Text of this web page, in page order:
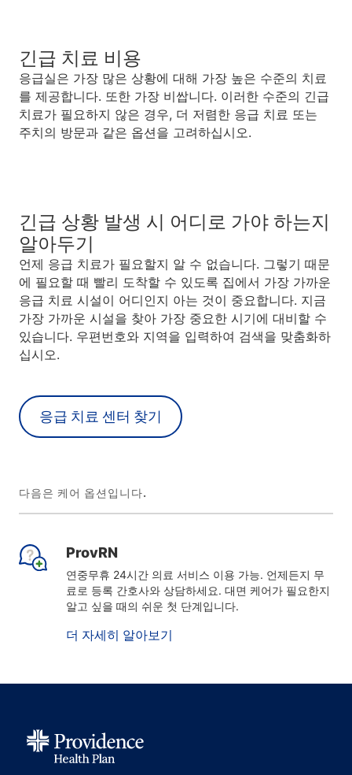
긴급 치료 비용
응급실은 가장 많은 상황에 대해 가장 높은 수준의 치료
를 제공합니다. 또한 가장 비쌉니다. 이러한 수준의 긴급
치료가 필요하지 않은 경우, 더 저렴한 응급 치료 또는
주치의 방문과 같은 옵션을 고려하십시오.
긴급 상황 발생 시 어디로 가야 하는지
알아두기
언제 응급 치료가 필요할지 알 수 없습니다. 그렇기 때문
에 필요할 때 빨리 도착할 수 있도록 집에서 가장 가까운
응급 치료 시설이 어디인지 아는 것이 중요합니다. 지금
가장 가까운 시설을 찾아 가장 중요한 시기에 대비할 수
있습니다. 우편번호와 지역을 입력하여 검색을 맞춤화하
십시오.
응급 치료 센터 찾기
다음은 케어 옵션입니다.
ProvRN
연중무휴 24시간 의료 서비스 이용 가능. 언제든지 무
료로 등록 간호사와 상담하세요. 대면 케어가 필요한지
알고 싶을 때의 쉬운 첫 단계입니다.
더 자세히 알아보기